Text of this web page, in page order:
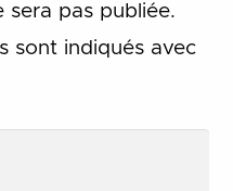
sera pas publiée.
sont indiqués avec